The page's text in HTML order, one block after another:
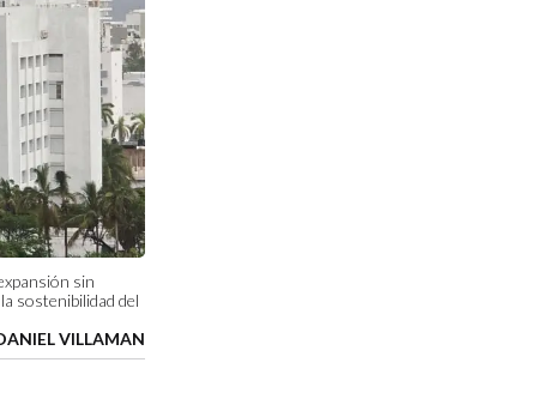
sin
sostenibilidad del
VILLAMAN